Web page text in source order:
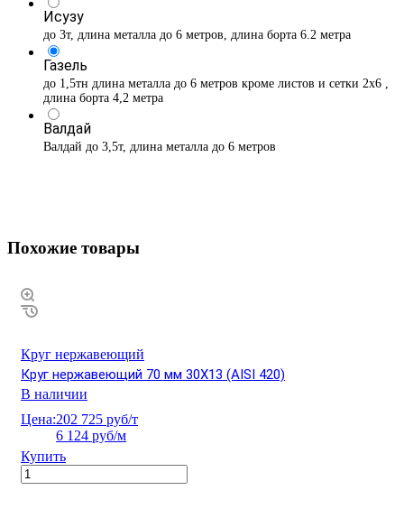
Исузу
до 3т, длина металла до 6 метров, длина борта 6.2 метра
Газель
до 1,5тн длина металла до 6 метров кроме листов и сетки 2х6 ,
длина борта 4,2 метра
Валдай
Валдай до 3,5т, длина металла до 6 метров
Похожие товары
Круг нержавеющий
Круг нержавеющий 70 мм 30Х13 (AISI 420)
В наличии
Цена:202 725 руб/т
6 124 руб/м
Купить